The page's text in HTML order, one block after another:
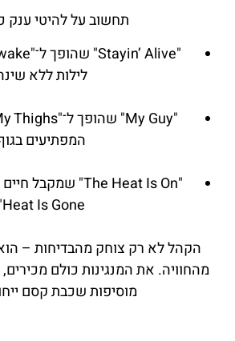
תחשוב על להיטי ענק
לילות ללא
המפתיעים
Heat Is Gone".
הקהל לא רק צוחק מהבדיחות –
מהחוויה. את המנגינות כולם
מוסיפות שכבת קסם